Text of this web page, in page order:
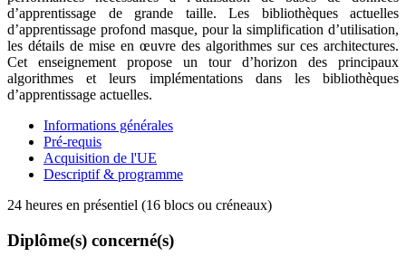
d’apprentissage de grande taille. Les bibliothèques actuelles
d’apprentissage profond masque, pour la simplification d’utilisation,
les détails de mise en œuvre des algorithmes sur ces architectures.
Cet enseignement propose un tour d’horizon des principaux
algorithmes et leurs implémentations dans les bibliothèques
d’apprentissage actuelles.
Informations générales
Pré-requis
Acquisition de l'UE
Descriptif & programme
24 heures en présentiel (16 blocs ou créneaux)
Diplôme(s) concerné(s)